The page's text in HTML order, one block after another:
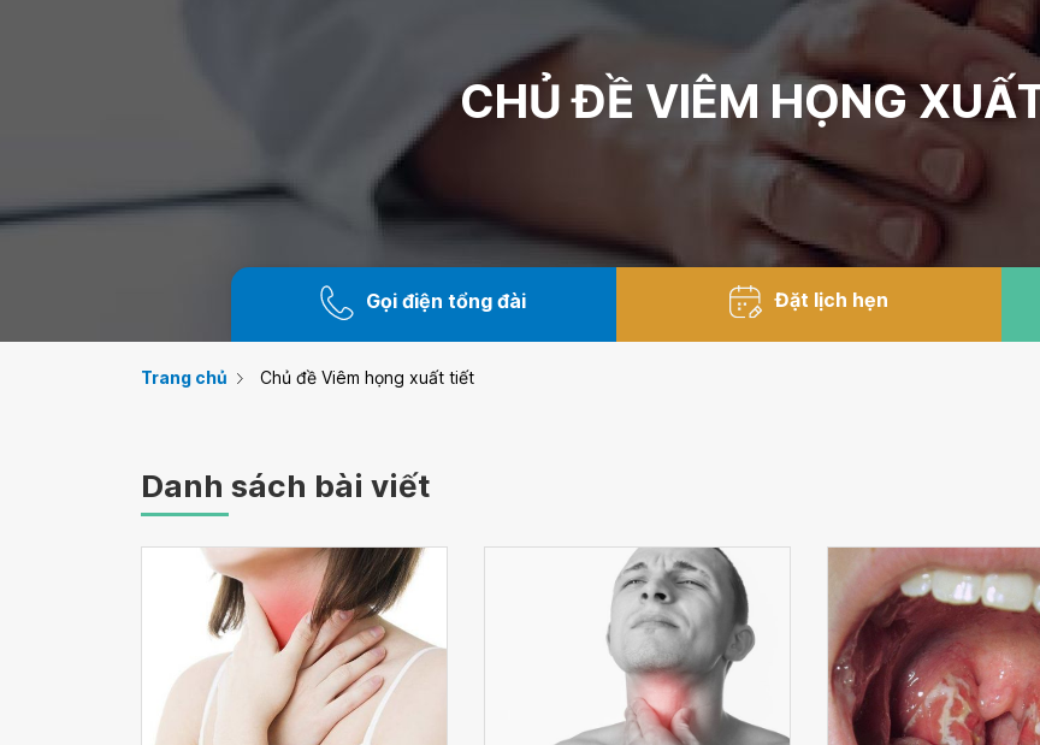
CHỦ ĐỀ VIÊM HỌNG
Gọi điện tổng đài Đặt lịch hẹn
Trang chủ Chủ đề Viêm họng xuất tiết
Danh sách bài viết